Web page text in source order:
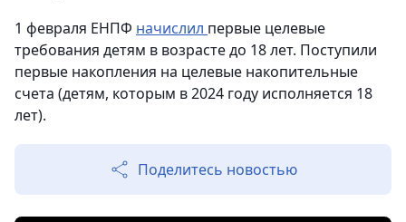
1 февраля ЕНПФ начислил первые целевые
требования детям в возрасте до 18 лет. Поступили
первые накопления на целевые накопительные
счета (детям, которым в 2024 году исполняется 18
лет).
Поделитесь новостью